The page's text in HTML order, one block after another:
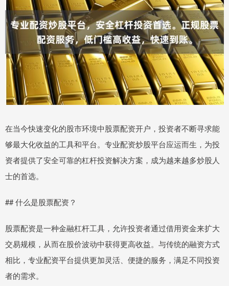
在当今快速变化的股市环境中股票配资开户，投资者不断寻求能
够最大化收益的工具和平台。专业配资炒股平台应运而生，为投
资者提供了安全可靠的杠杆投资解决方案，成为越来越多炒股人
士的首选。
## 什么是股票配资？
股票配资是一种金融杠杆工具，允许投资者通过借用资金来扩大
交易规模，从而在股价波动中获得更高收益。与传统的融资方式
相比，专业配资平台提供更加灵活、便捷的服务，满足不同投资
者的需求。